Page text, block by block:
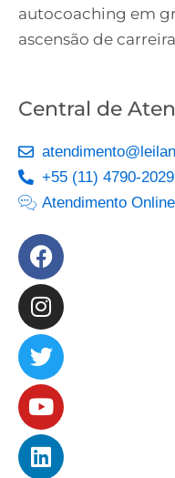
autocoaching em
ascensão de
Central de
+55 (11) 4790-2029
Atendimento Online
Facebook
Instagram
Twitter
Youtube
Linkedin
Slideshare